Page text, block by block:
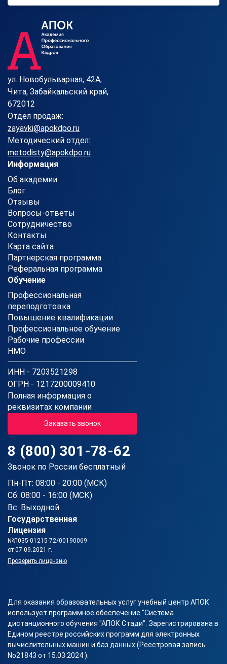
ул. Новобульварная, 42А,
Чита, Забайкальский край,
672012
Отдел продаж:
zayavki@apokdpo.ru
Методический отдел:
metodisty@apokdpo.ru
Информация
Об академии
Блог
Отзывы
Вопросы-ответы
Сотрудничество
Контакты
Карта сайта
Партнерская программа
Реферальная программа
Обучение
Профессиональная
переподготовка
Повышение квалификации
Профессиональное обучение
Рабочие профессии
НМО
ИНН - 7203521298
ОГРН - 1217200009410
Полная информация о
реквизитах компании
Заказать звонок
8 (800) 301-78-62
Звонок по России бесплатный
Пн-Пт: 08:00 - 20:00 (МСК)
Сб: 08:00 - 16:00 (МСК)
Вс: Выходной
Государственная
Лицензия
№Л035-01215-72/00190069
от 07.09.2021 г.
Проверить лицензию
Для оказания образовательных услуг учебный центр АПОК
использует программное обеспечение "Система
дистанционного обучения "АПОК Стади". Зарегистрирована в
Едином реестре российских программ для электронных
вычислительных машин и баз данных (Реестровая запись
No21843 от 15.03.2024 ).